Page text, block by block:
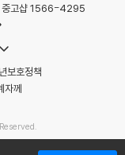
중고샵 1566-4295
보호정책
자께